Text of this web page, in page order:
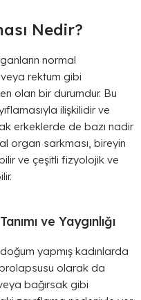
Nedir?
normal
rektum gibi
olan bir durumdur. Bu
ilişkilidir ve
erkeklerde de bazı nadir
organ sarkması, bireyin
ve çeşitli fizyolojik ve
ve Yaygınlığı
yapmış kadınlarda
olarak da
bağırsak gibi